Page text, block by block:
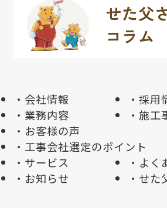
せた父
コラム
会社情報
採用
業務内容
施工
お客様の声
工事会社選定のポイント
サービス
よく
お知らせ
せた